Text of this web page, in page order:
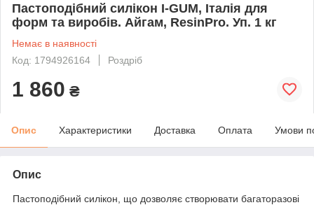
Пастоподібний силікон I-GUM, Італія для
форм та виробів. Айгам, ResinPro. Уп. 1 кг
Немає в наявності
Код: 1794926164
Роздріб
1 860 ₴
Опис Характеристики Доставка Оплата Умови
Опис
Пастоподібний силікон, що дозволяє створювати багаторазові